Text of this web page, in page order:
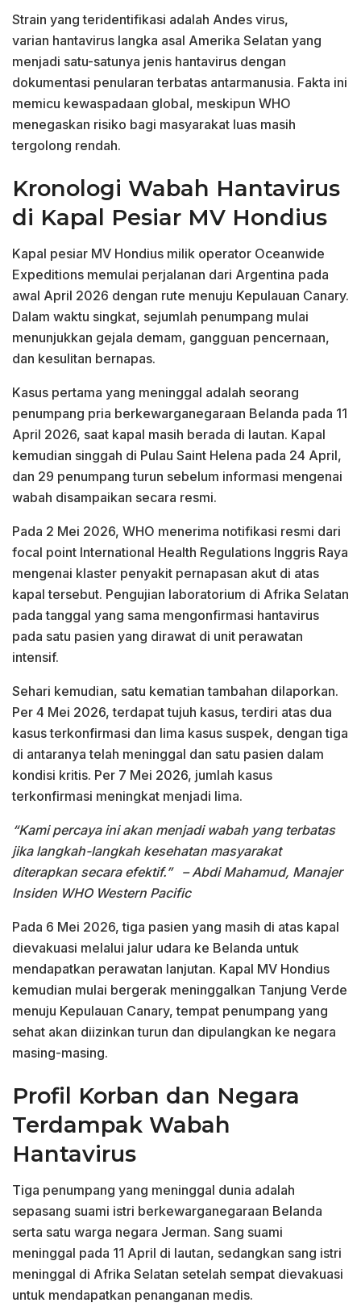
Strain yang teridentifikasi adalah Andes virus,
varian hantavirus langka asal Amerika Selatan yang
menjadi satu-satunya jenis hantavirus dengan
dokumentasi penularan terbatas antarmanusia. Fakta ini
memicu kewaspadaan global, meskipun WHO
menegaskan risiko bagi masyarakat luas masih
tergolong rendah.
Kronologi Wabah Hantavirus
di Kapal Pesiar MV Hondius
Kapal pesiar MV Hondius milik operator Oceanwide
Expeditions memulai perjalanan dari Argentina pada
awal April 2026 dengan rute menuju Kepulauan Canary.
Dalam waktu singkat, sejumlah penumpang mulai
menunjukkan gejala demam, gangguan pencernaan,
dan kesulitan bernapas.
Kasus pertama yang meninggal adalah seorang
penumpang pria berkewarganegaraan Belanda pada 11
April 2026, saat kapal masih berada di lautan. Kapal
kemudian singgah di Pulau Saint Helena pada 24 April,
dan 29 penumpang turun sebelum informasi mengenai
wabah disampaikan secara resmi.
Pada 2 Mei 2026, WHO menerima notifikasi resmi dari
focal point International Health Regulations Inggris Raya
mengenai klaster penyakit pernapasan akut di atas
kapal tersebut. Pengujian laboratorium di Afrika Selatan
pada tanggal yang sama mengonfirmasi hantavirus
pada satu pasien yang dirawat di unit perawatan
intensif.
Sehari kemudian, satu kematian tambahan dilaporkan.
Per 4 Mei 2026, terdapat tujuh kasus, terdiri atas dua
kasus terkonfirmasi dan lima kasus suspek, dengan tiga
di antaranya telah meninggal dan satu pasien dalam
kondisi kritis. Per 7 Mei 2026, jumlah kasus
terkonfirmasi meningkat menjadi lima.
“Kami percaya ini akan menjadi wabah yang terbatas
jika langkah-langkah kesehatan masyarakat
diterapkan secara efektif.”– Abdi Mahamud, Manajer
Insiden WHO Western Pacific
Pada 6 Mei 2026, tiga pasien yang masih di atas kapal
dievakuasi melalui jalur udara ke Belanda untuk
mendapatkan perawatan lanjutan. Kapal MV Hondius
kemudian mulai bergerak meninggalkan Tanjung Verde
menuju Kepulauan Canary, tempat penumpang yang
sehat akan diizinkan turun dan dipulangkan ke negara
masing-masing.
Profil Korban dan Negara
Terdampak Wabah
Hantavirus
Tiga penumpang yang meninggal dunia adalah
sepasang suami istri berkewarganegaraan Belanda
serta satu warga negara Jerman. Sang suami
meninggal pada 11 April di lautan, sedangkan sang istri
meninggal di Afrika Selatan setelah sempat dievakuasi
untuk mendapatkan penanganan medis.